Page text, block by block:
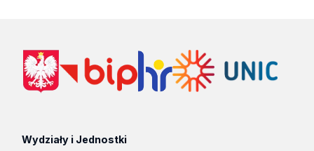
Wydziały i Jednostki